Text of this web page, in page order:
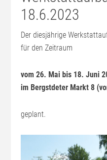
18.6.2023
Der diesjährige
für den Zeitraum
vom 26. Mai bis 18. Juni
im Bergstdeter Markt 8
geplant.